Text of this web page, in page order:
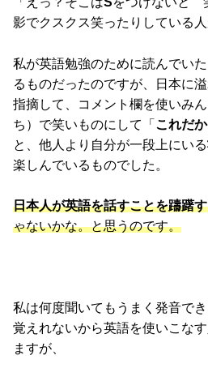
影でクスクス笑ったりしている人
私が英語勉強のために読んでい
るものだったのですが、日本に
指摘して、コメント欄を使いみ
ち）で笑いものにして「 これだ
と、他人より自分が一段上にい
楽しんでいるものでした。
日本人が英語を話すことを躊躇
ゃないかな。と思うのです。
私は何度聞いてもうまく発音で
覚えれないから英語を使いこな
ますが、